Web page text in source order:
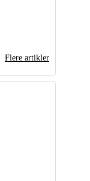
Flere artikler